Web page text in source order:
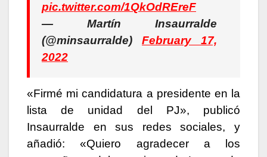
pic.twitter.com/1QkOdREreF
— Martín Insaurralde
(@minsaurralde) February 17,
2022
«Firmé mi candidatura a presidente en la
lista de unidad del PJ», publicó
Insaurralde en sus redes sociales, y
añadió: «Quiero agradecer a los